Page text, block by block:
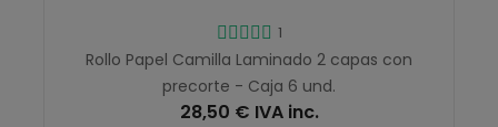
1
Rollo Papel Camilla Laminado 2 capas con
precorte - Caja 6 und.
28,50 € IVA inc.